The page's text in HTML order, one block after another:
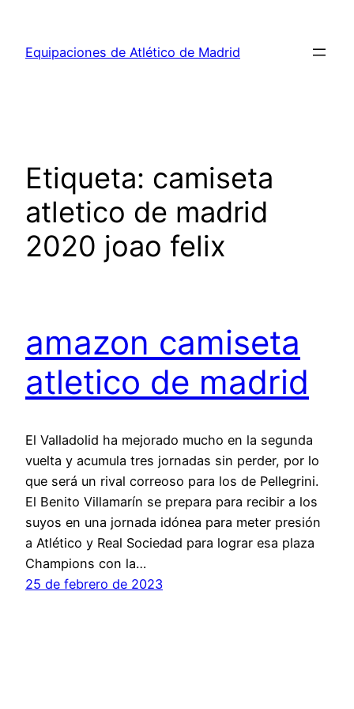
contenido
Equipaciones de Atlético de Madrid
Etiqueta: camiseta
atletico de madrid
2020 joao felix
amazon camiseta
atletico de madrid
El Valladolid ha mejorado mucho en la segunda
vuelta y acumula tres jornadas sin perder, por lo
que será un rival correoso para los de Pellegrini.
El Benito Villamarín se prepara para recibir a los
suyos en una jornada idónea para meter presión
a Atlético y Real Sociedad para lograr esa plaza
Champions con la…
25 de febrero de 2023